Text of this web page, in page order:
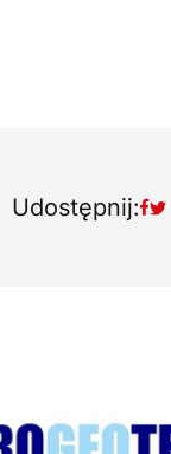
Udostępnij: